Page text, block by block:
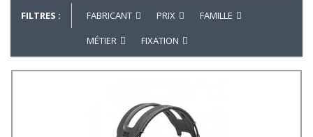
FILTRES : FABRICANT PRIX
FAMILLE
MÉTIER
FIXATION